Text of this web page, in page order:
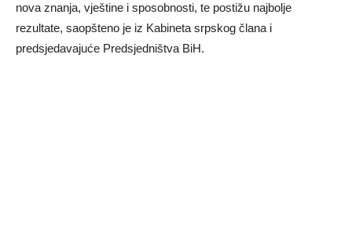
nova znanja, vještine i sposobnosti, te postižu najbolje
rezultate, saopšteno je iz Kabineta srpskog člana i
predsjedavajuće Predsjedništva BiH.